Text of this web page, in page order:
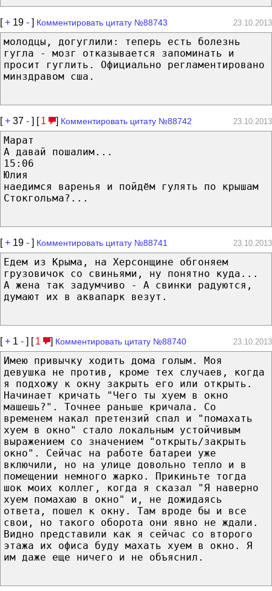
[+ 19 - ] Комментировать цитату №88743 23.10.2013
молодцы, догуглили: теперь есть болезнь
гугла - мозг отказывается запоминать и
просит гуглить. Официально регламентировано
минздравом сша.
[+ 37 - ] [ 1 ] Комментировать цитату №88742 23.10.2013
Марат
А давай пошалим...
15:06
Юлия
наедимся варенья и пойдём гулять по крышам
Стокгольма?...
[+ 19 - ] Комментировать цитату №88741 23.10.2013
Едем из Крыма, на Херсонщине обгоняем
грузовичок со свиньями, ну понятно куда...
А жена так задумчиво - А свинки радуются,
думают их в аквапарк везут.
[+ 1 - ] [ 1 ] Комментировать цитату №88740 23.10.2013
Имею привычку ходить дома голым. Моя
девушка не против, кроме тех случаев, когда
я подхожу к окну закрыть его или открыть.
Начинает кричать "Чего ты хуем в окно
машешь?". Точнее раньше кричала. Со
временем накал претензий спал и "помахать
хуем в окно" стало локальным устойчивым
выражением со значением "открыть/закрыть
окно". Сейчас на работе батареи уже
включили, но на улице довольно тепло и в
помещении немного жарко. Прикиньте тогда
шок моих коллег, когда я сказал "Я наверно
хуем помахаю в окно" и, не дожидаясь
ответа, пошел к окну. Там вроде бы и все
свои, но такого оборота они явно не ждали.
Видно представили как я сейчас со второго
этажа их офиса буду махать хуем в окно. Я
им даже еще ничего и не объяснил.